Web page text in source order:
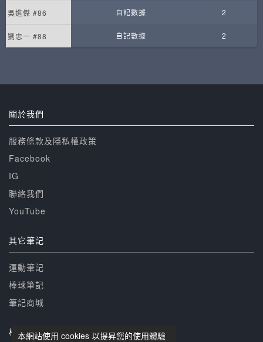
吳進傑 #86 自記數據 2
劉忠一 #88 自記數據 2
本網站使用 cookies 以提昇您的使用體驗
關於我們
服務條款及隱私權政策
Facebook
IG
聯絡我們
YouTube
其它筆記
運動筆記
棒球筆記
筆記商城
相關網站